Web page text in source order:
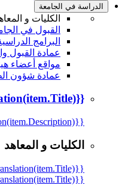
الدراسة في الجامعة
الكليات و
القبول في
البرامج
عمادة القبول
مواقع أعضاء
عمادة شؤون
{{mmc.getCurrentTranslation(item.Title)}}
{{mmc.getCurrentTranslation(item.Description)}}
الكليات و المعاهد
{{mmc.getCurrentTranslation(item.Title)}}
{{mmc.getCurrentTranslation(item.Title)}}